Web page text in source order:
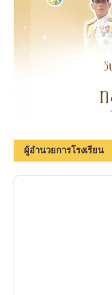
ผู้อำนวยการโรงเรียน